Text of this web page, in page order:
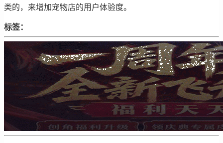
类的，来增加宠物店的用户体验度。
标签：